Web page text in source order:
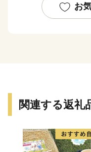
おはよう。いい天気
みんなが声をかけあ
ここはあわら市、幸
お
関連する返礼